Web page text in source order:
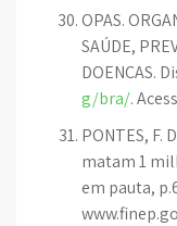
OPAS.
SAÚDE,
DOENÇAS.
g/bra/.
PONTES, F.
matam 1
em pauta,